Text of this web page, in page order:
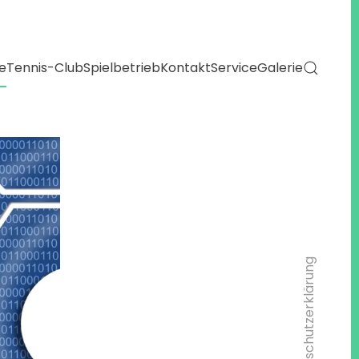
Tennis-ClubSpielbetriebKontaktServiceGalerie
Dateschutzerklärung